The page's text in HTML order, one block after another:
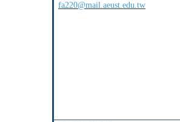
fa220@mail.aeust.edu.tw